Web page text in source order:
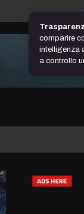
comparire
intelligenza
a controllo